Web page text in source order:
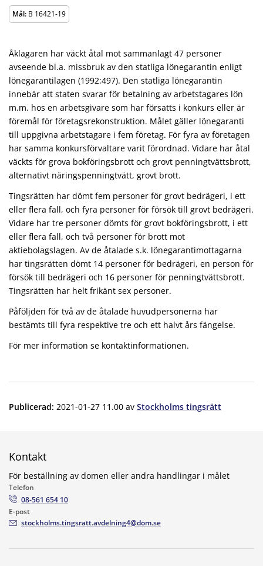
Mål: B 16421-19
Åklagaren har väckt åtal mot sammanlagt 47 personer
avseende bl.a. missbruk av den statliga lönegarantin enligt
lönegarantilagen (1992:497). Den statliga lönegarantin
innebär att staten svarar för betalning av arbetstagares lön
m.m. hos en arbetsgivare som har försatts i konkurs eller är
föremål för företagsrekonstruktion. Målet gäller lönegaranti
till uppgivna arbetstagare i fem företag. För fyra av företagen
har samma konkursförvaltare varit förordnad. Vidare har åtal
väckts för grova bokföringsbrott och grovt penningtvättsbrott,
alternativt näringspenningtvätt, grovt brott.
Tingsrätten har dömt fem personer för grovt bedrägeri, i ett
eller flera fall, och fyra personer för försök till grovt bedrägeri.
Vidare har tre personer dömts för grovt bokföringsbrott, i ett
eller flera fall, och två personer för brott mot
aktiebolagslagen. Av de åtalade s.k. lönegarantimottagarna
har tingsrätten dömt 14 personer för bedrägeri, en person för
försök till bedrägeri och 16 personer för penningtvättsbrott.
Tingsrätten har helt frikänt sex personer.
Påföljden för två av de åtalade huvudpersonerna har
bestämts till fyra respektive tre och ett halvt års fängelse.
För mer information se kontaktinformationen.
Publicerad: 2021-01-27 11.00 av Stockholms tingsrätt
Kontakt
För beställning av domen eller andra handlingar i målet
Telefon
08-561 654 10
E-post
stockholms.tingsratt.avdelning4@dom.se